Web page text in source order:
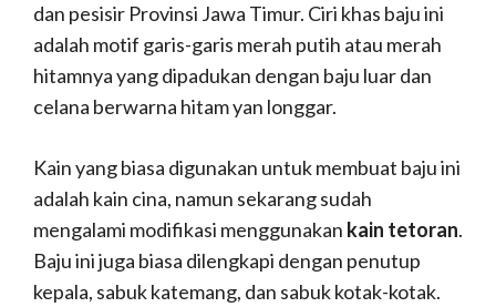
dan pesisir Provinsi Jawa Timur. Ciri khas baju ini
adalah motif garis-garis merah putih atau merah
hitamnya yang dipadukan dengan baju luar dan
celana berwarna hitam yan longgar.
Kain yang biasa digunakan untuk membuat baju ini
adalah kain cina, namun sekarang sudah
mengalami modifikasi menggunakan kain tetoran.
Baju ini juga biasa dilengkapi dengan penutup
kepala, sabuk katemang, dan sabuk kotak-kotak.